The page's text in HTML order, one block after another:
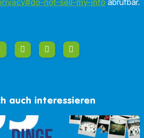
auch interessieren